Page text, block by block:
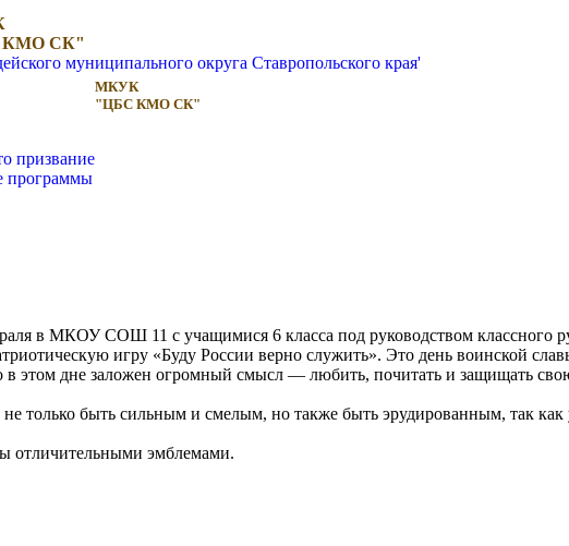
КМО СК"
МКУК
"ЦБС КМО СК"
призвание
программы
в МКОУ СОШ 11 с учащимися 6 класса под руководством
игру «Буду России верно служить». Это день воинской
в этом дне заложен огромный смысл — любить, почитать и защищать
только быть сильным и смелым, но также быть эрудированным, так
отличительными эмблемами.